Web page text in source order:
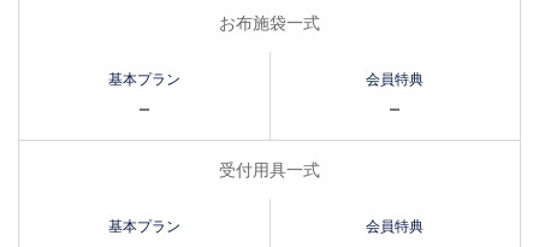
お布施袋一式
– –
受付用具一式